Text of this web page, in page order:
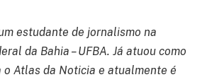
estudante de jornalismo na
da Bahia – UFBA. Já atuou como
o Atlas da Noticia e atualmente é